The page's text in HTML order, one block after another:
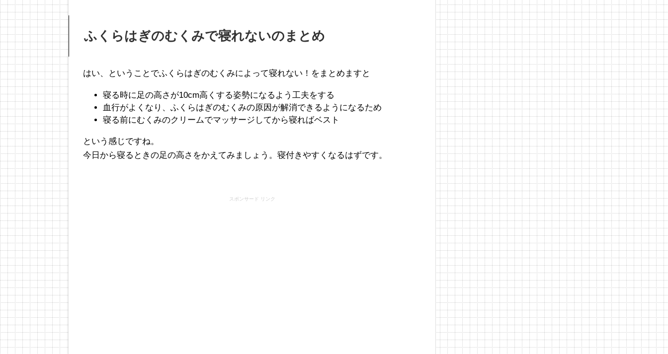
ふくらはぎのむくみで寝れないのまとめ
はい、ということでふくらはぎのむくみによって寝れない！をまとめますと
寝る時に足の高さが10cm高くする姿勢になるよう工夫をする
血行がよくなり、ふくらはぎのむくみの原因が解消できるようになるため
寝る前にむくみのクリームでマッサージしてから寝ればベスト
という感じですね。
今日から寝るときの足の高さをかえてみましょう。寝付きやすくなるはずです。
スポンサード リンク